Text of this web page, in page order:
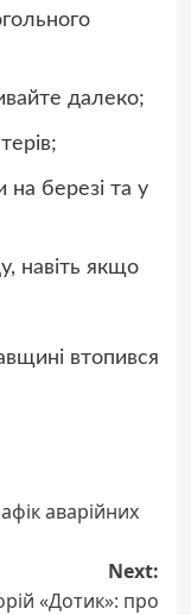
далеко;
на березі та у
навіть якщо
втопився
аварійних
Next:
«Дотик»: про